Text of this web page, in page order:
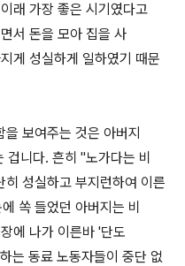
래 가장 좋은 시기였다고
서 돈을 모아 집을 사
게 성실하게 일하였기 때문
보여주는 것은 아버지
니다. 흔히 "노가다는 비
성실하고 부지런하여 이른
쏙 들었던 아버지는 비
에 나가 이른바 '단도
는 동료 노동자들이 중단 없